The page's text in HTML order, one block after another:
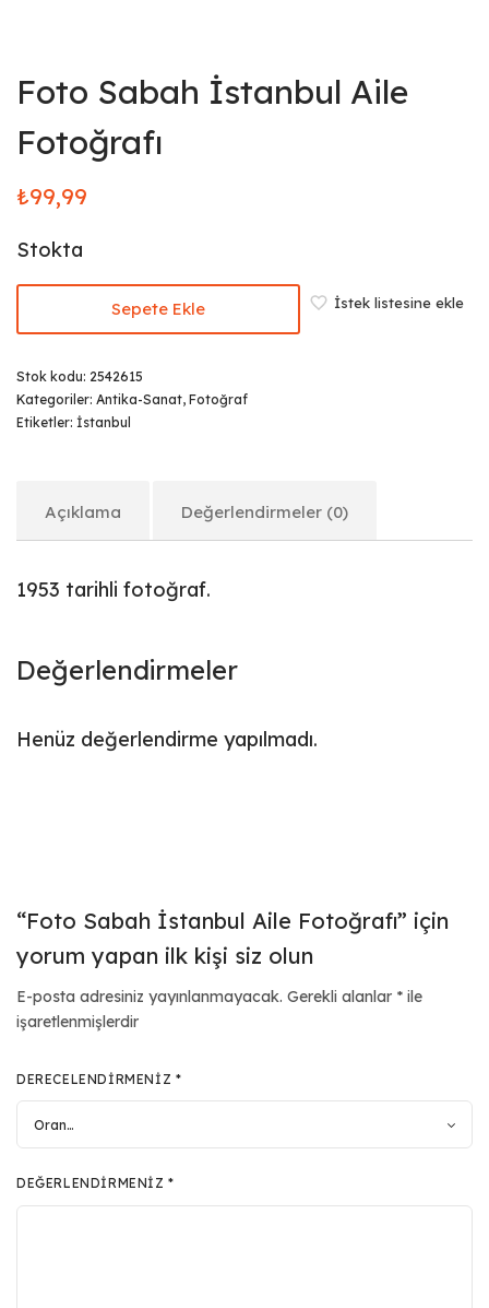
Foto Sabah İstanbul Aile
Fotoğrafı
₺99,99
Stokta
Sepete Ekle İstek listesine ekle
Stok kodu: 2542615
Kategoriler: Antika-Sanat, Fotoğraf
Etiketler: İstanbul
Açıklama Değerlendirmeler (0)
1953 tarihli fotoğraf.
Değerlendirmeler
Henüz değerlendirme yapılmadı.
“Foto Sabah İstanbul Aile Fotoğrafı” için
yorum yapan ilk kişi siz olun
E-posta adresiniz yayınlanmayacak. Gerekli alanlar * ile
işaretlenmişlerdir
DERECELENDIRMENIZ *
DEĞERLENDIRMENIZ*